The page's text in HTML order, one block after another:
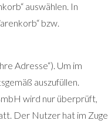
auswählen. In
bzw.
Adresse“). Um im
auszufüllen.
wird nur überprüft,
Der Nutzer hat im Zuge